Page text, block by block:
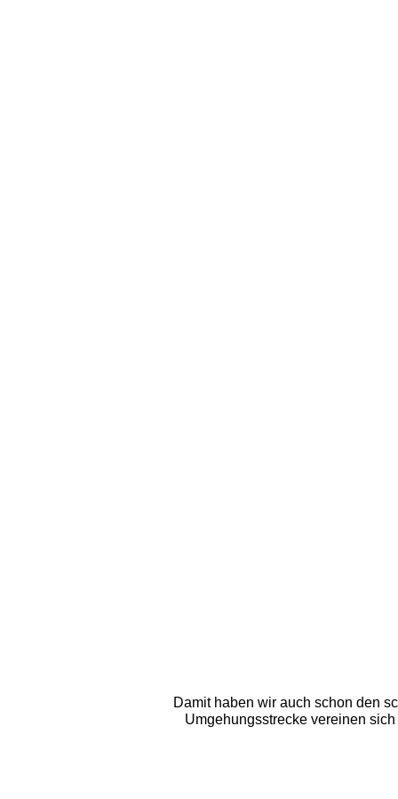
Damit haben wir auch schon den
Umgehungsstrecke vereinen